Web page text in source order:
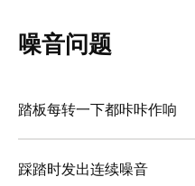
噪音问题
踏板每转一下都咔咔作响
踩踏时发出连续噪音